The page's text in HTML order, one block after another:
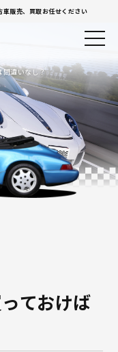
販売、買取お任せください
間違いなし？
ておけば